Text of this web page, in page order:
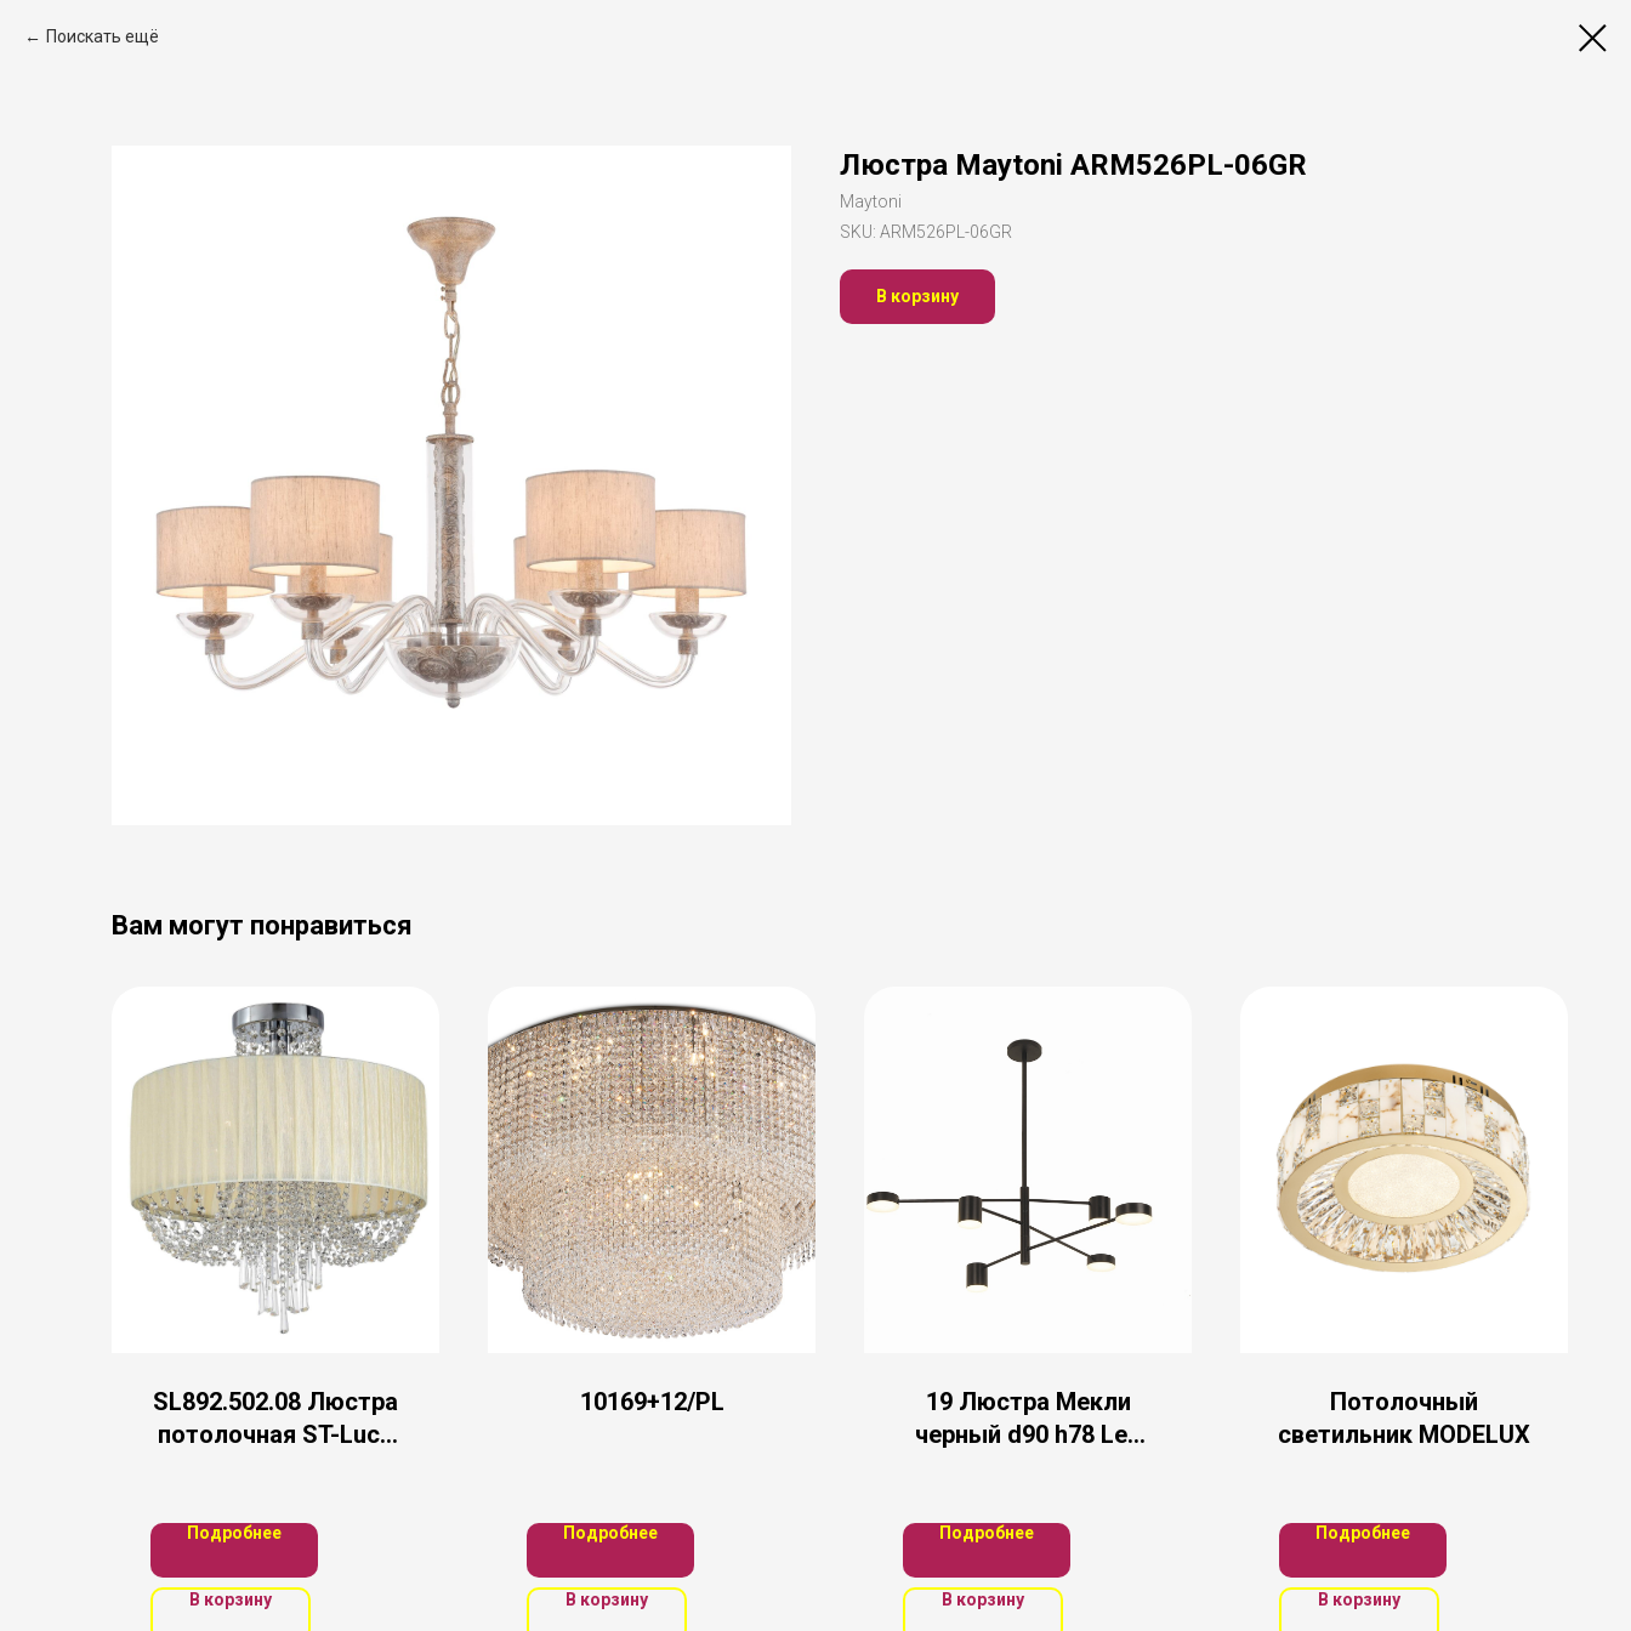
Поискать ещё
Люстра Maytoni ARM526PL-06GR
Maytoni
SKU: ARM526PL-06GR
В корзину
Вам могут понравиться
SL892.502.08 Люстра
потолочная ST-Luce
E14 8*40W
Подробнее
В корзину
10169+12/PL
Подробнее
В корзину
19 Люстра Мекли
черный d90 h78 Led
Подробнее
В корзину
Потолочный
светильник MODELUX
Подробнее
В корзину